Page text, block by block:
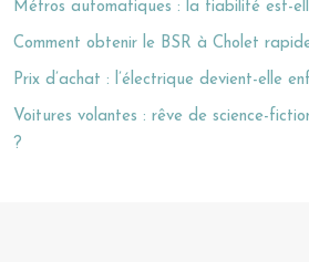
Métros automatiques : la fiabilité est-
Comment obtenir le BSR à Cholet
Prix d’achat : l’électrique devient-elle
Voitures volantes : rêve de science-
?